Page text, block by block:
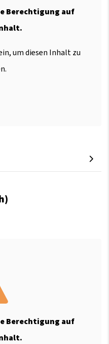
Berechtigung auf
um diesen Inhalt zu
Berechtigung auf